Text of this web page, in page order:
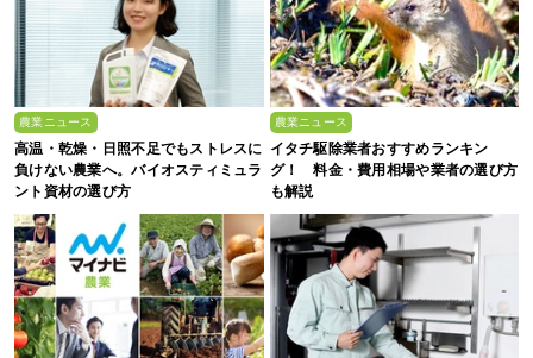
農業ニュース
高温・乾燥・日照不足でもストレスに
負けない農業へ。バイオスティミュラ
ント資材の選び方
農業ニュース
イタチ駆除業者おすすめランキン
グ！ 料金・費用相場や業者の選び方
も解説